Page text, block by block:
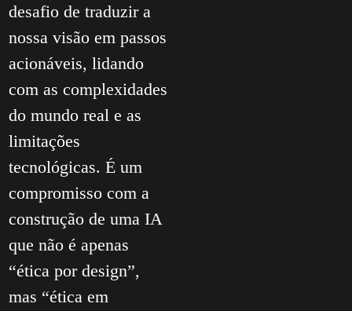
desafio de traduzir a
nossa visão em passos
acionáveis, lidando
com as complexidades
do mundo real e as
limitações
tecnológicas. É um
compromisso com a
construção de uma IA
que não é apenas
“ética por design”,
mas “ética em